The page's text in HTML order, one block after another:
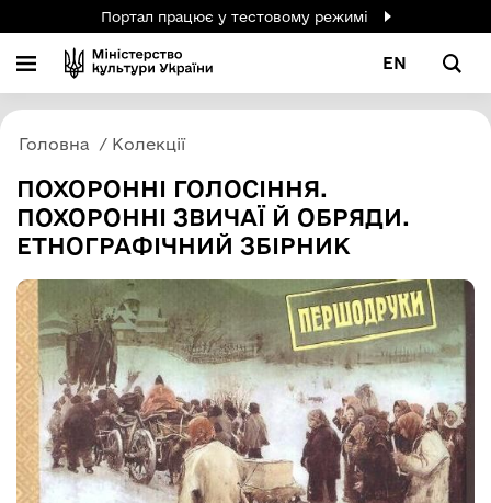
Портал працює у тестовому режимі
EN
Головна Колекції
ПОХОРОННІ ГОЛОСІННЯ.
ПОХОРОННІ ЗВИЧАЇ Й ОБРЯДИ.
ЕТНОГРАФІЧНИЙ ЗБІРНИК